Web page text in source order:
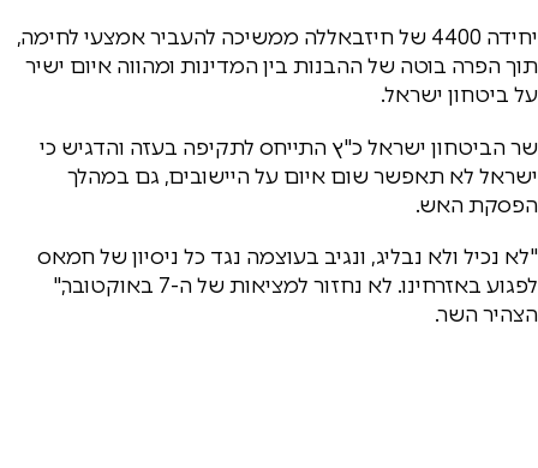
יחידה 4400 של חיזבאללה ממשיכה להעביר אמצעי לחימה,
תוך הפרה בוטה של ההבנות בין המדינות ומהווה איום ישיר
על ביטחון ישראל.
שר הביטחון ישראל כ"ץ התייחס לתקיפה בעזה והדגיש כי
ישראל לא תאפשר שום איום על היישובים, גם במהלך
הפסקת האש.
"לא נכיל ולא נבליג, ונגיב בעוצמה נגד כל ניסיון של חמאס
לפגוע באזרחינו. לא נחזור למציאות של ה-7 באוקטובר,"
הצהיר השר.